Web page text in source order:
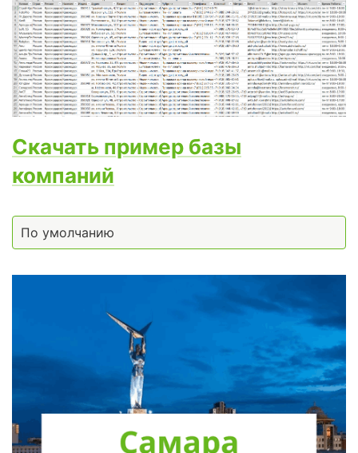
Скачать пример базы
компаний